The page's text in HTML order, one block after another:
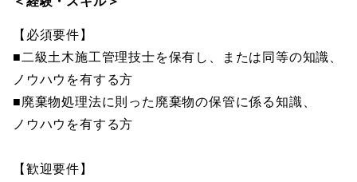
【必須要件】
■二級土木施工管理技士を保有し、または同等の知識、
ノウハウを有する方
■廃棄物処理法に則った廃棄物の保管に係る知識、
ノウハウを有する方
【歓迎要件】